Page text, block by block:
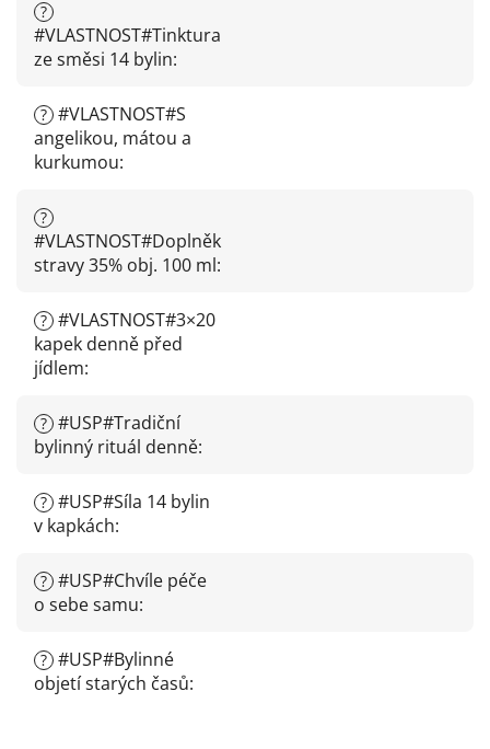
?
#VLASTNOST#Tinktura
ze směsi 14 bylin:
? #VLASTNOST#S
angelikou, mátou a
kurkumou:
?
#VLASTNOST#Doplněk
stravy 35% obj. 100 ml:
? #VLASTNOST#3×20
kapek denně před
jídlem:
? #USP#Tradiční
bylinný rituál denně:
? #USP#Síla 14 bylin
v kapkách:
? #USP#Chvíle péče
o sebe samu:
? #USP#Bylinné
objetí starých časů: